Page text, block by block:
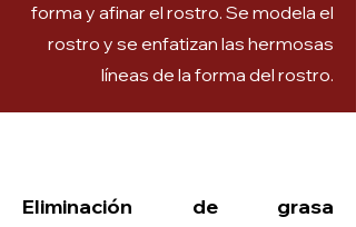
forma y afinar el rostro. Se modela el
rostro y se enfatizan las hermosas
líneas de la forma del rostro.
Eliminación de grasa